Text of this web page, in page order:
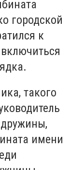
городской
к
такого
имени